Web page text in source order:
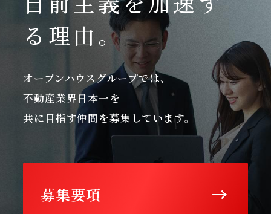
る理由。
オープンハウスグループでは、
不動産業界日本一を
共に目指す仲間を募集しています。
募集要項